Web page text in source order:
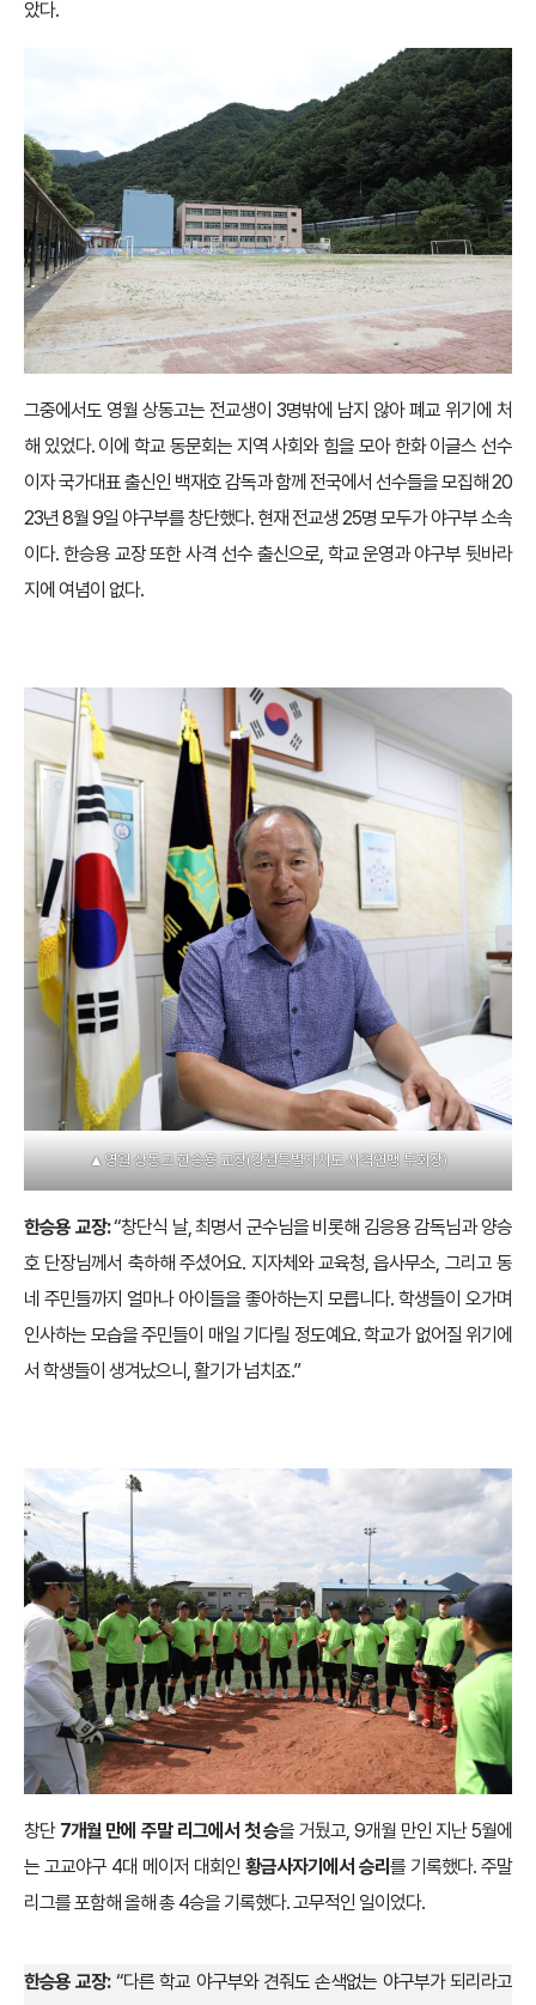
았다.
그중에서도 영월 상동고는 전교생이 3명밖에 남지 않아 폐교 위기에 처
해 있었다. 이에 학교 동문회는 지역 사회와 힘을 모아 한화 이글스 선수
이자 국가대표 출신인 백재호 감독과 함께 전국에서 선수들을 모집해 20
23년 8월 9일 야구부를 창단했다. 현재 전교생 25명 모두가 야구부 소속
이다. 한승용 교장 또한 사격 선수 출신으로, 학교 운영과 야구부 뒷바라
지에 여념이 없다.
▲영월 상동고 한승용 교장(강원특별자치도 사격연맹 부회장)
한승용 교장:“창단식 날, 최명서 군수님을 비롯해 김응용 감독님과 양승
호 단장님께서 축하해 주셨어요. 지자체와 교육청, 읍사무소, 그리고 동
네 주민들까지 얼마나 아이들을 좋아하는지 모릅니다. 학생들이 오가며
인사하는 모습을 주민들이 매일 기다릴 정도예요. 학교가 없어질 위기에
서 학생들이 생겨났으니, 활기가 넘치죠.”
창단 7개월 만에 주말 리그에서 첫 승을 거뒀고, 9개월 만인 지난 5월에
는 고교야구 4대 메이저 대회인 황금사자기에서 승리를 기록했다. 주말
리그를 포함해 올해 총 4승을 기록했다. 고무적인 일이었다.
한승용 교장: “다른 학교 야구부와 견줘도 손색없는 야구부가 되리라고